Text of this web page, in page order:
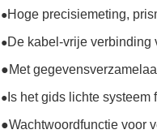
●Hoge precisiemeting,
●De kabel-vrije verbinding
●Met
● Is het gids lichte
●Wachtwoordfunctie voor